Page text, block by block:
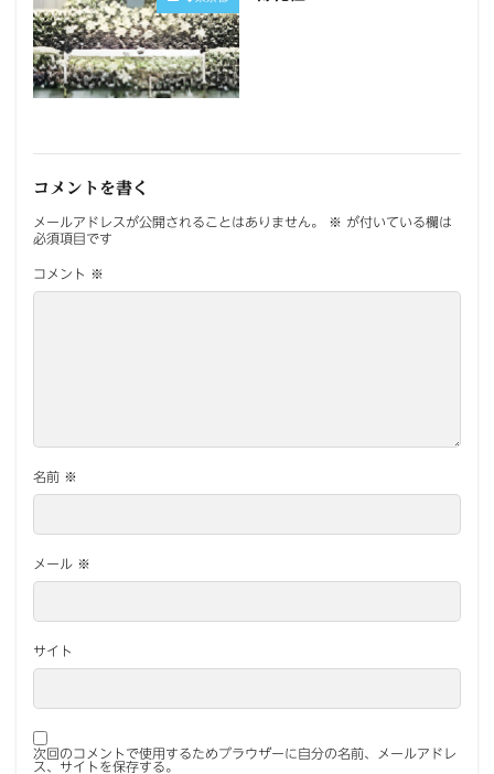
コメントを書く
メールアドレスが公開されることはありません。 ※ が付いている欄は
必須項目です
コメント ※
名前 ※
メール ※
サイト
次回のコメントで使用するためブラウザーに自分の名前、メールアドレ
ス、サイトを保存する。